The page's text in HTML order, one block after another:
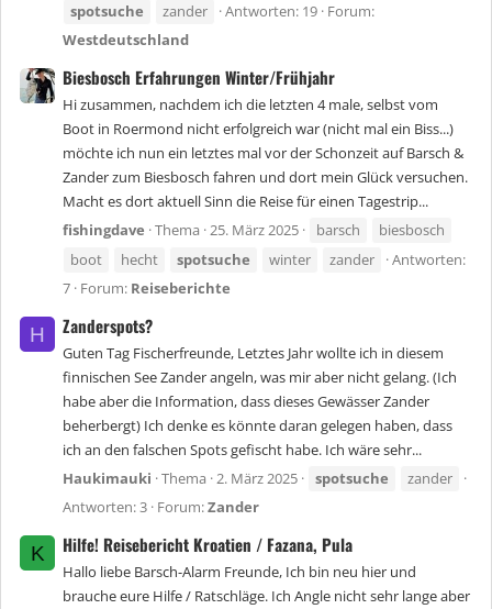
spotsuche
zander Antworten: 19 Forum:
Westdeutschland
Biesbosch Erfahrungen Winter/Frühjahr
Hi zusammen, nachdem ich die letzten 4 male, selbst vom
Boot in Roermond nicht erfolgreich war (nicht mal ein Biss...)
möchte ich nun ein letztes mal vor der Schonzeit auf Barsch &
Zander zum Biesbosch fahren und dort mein Glück versuchen.
Macht es dort aktuell Sinn die Reise für einen Tagestrip...
fishingdave Thema 25. März 2025 barsch
biesbosch
boot
hecht spotsuche winter zander
Antworten:
7 Forum: Reiseberichte
H Zanderspots?
Guten Tag Fischerfreunde, Letztes Jahr wollte ich in diesem
finnischen See Zander angeln, was mir aber nicht gelang. (Ich
habe aber die Information, dass dieses Gewässer Zander
beherbergt) Ich denke es könnte daran gelegen haben, dass
ich an den falschen Spots gefischt habe. Ich wäre sehr...
Haukimauki Thema 2. März 2025 spotsuche
zander
Antworten: 3 Forum:Zander
K Hilfe! Reisebericht Kroatien / Fazana, Pula
Hallo liebe Barsch-Alarm Freunde, Ich bin neu hier und
brauche eure Hilfe / Ratschläge. Ich Angle nicht sehr lange aber